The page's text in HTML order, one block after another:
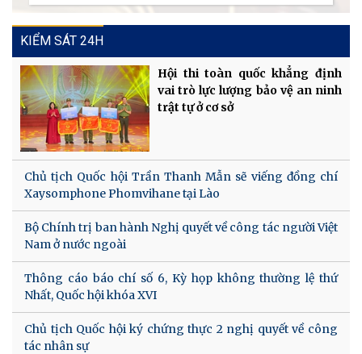
KIỂM SÁT 24H
Hội thi toàn quốc khẳng định
vai trò lực lượng bảo vệ an ninh
trật tự ở cơ sở
Chủ tịch Quốc hội Trần Thanh Mẫn sẽ viếng đồng chí
Xaysomphone Phomvihane tại Lào
Bộ Chính trị ban hành Nghị quyết về công tác người Việt
Nam ở nước ngoài
Thông cáo báo chí số 6, Kỳ họp không thường lệ thứ
Nhất, Quốc hội khóa XVI
Chủ tịch Quốc hội ký chứng thực 2 nghị quyết về công
tác nhân sự